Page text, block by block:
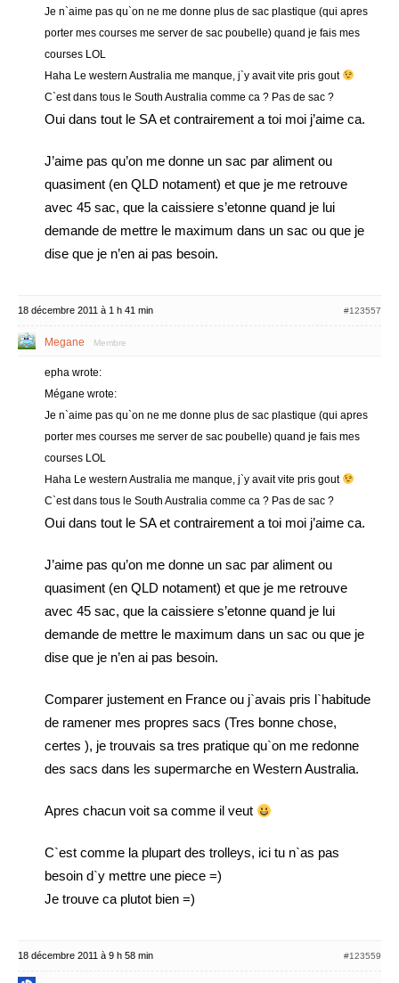
Je n`aime pas qu`on ne me donne plus de sac plastique (qui apres
porter mes courses me server de sac poubelle) quand je fais mes
courses LOL
Haha Le western Australia me manque, j`y avait vite pris gout
C`est dans tous le South Australia comme ca ? Pas de sac ?
Oui dans tout le SA et contrairement a toi moi j’aime ca.
J’aime pas qu’on me donne un sac par aliment ou
quasiment (en QLD notament) et que je me retrouve
avec 45 sac, que la caissiere s’etonne quand je lui
demande de mettre le maximum dans un sac ou que je
dise que je n’en ai pas besoin.
18 décembre 2011 à 1 h 41 min #123557
Megane Membre
epha wrote:
Mégane wrote:
Je n`aime pas qu`on ne me donne plus de sac plastique (qui apres
porter mes courses me server de sac poubelle) quand je fais mes
courses LOL
Haha Le western Australia me manque, j`y avait vite pris gout
C`est dans tous le South Australia comme ca ? Pas de sac ?
Oui dans tout le SA et contrairement a toi moi j’aime ca.
J’aime pas qu’on me donne un sac par aliment ou
quasiment (en QLD notament) et que je me retrouve
avec 45 sac, que la caissiere s’etonne quand je lui
demande de mettre le maximum dans un sac ou que je
dise que je n’en ai pas besoin.
Comparer justement en France ou j`avais pris l`habitude
de ramener mes propres sacs (Tres bonne chose,
certes ), je trouvais sa tres pratique qu`on me redonne
des sacs dans les supermarche en Western Australia.
Apres chacun voit sa comme il veut
C`est comme la plupart des trolleys, ici tu n`as pas
besoin d`y mettre une piece =)
Je trouve ca plutot bien =)
18 décembre 2011 à 9 h 58 min #123559